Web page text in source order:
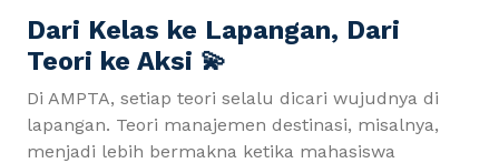
Dari Kelas ke Lapangan, Dari
Teori ke Aksi 💫
Di AMPTA, setiap teori selalu dicari wujudnya di
lapangan. Teori manajemen destinasi, misalnya,
menjadi lebih bermakna ketika mahasiswa